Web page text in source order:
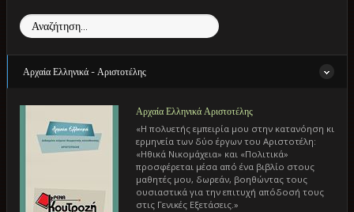
Αναζήτηση...
Αρχαία Ελληνικά - Αριστοτέλης
Αρχαία Ελληνικά Αριστοτέλης
«Η πολυετής εμπειρία μου στην κατανόηση κι
ερμηνεία των δύο έργων του Αριστοτέλη:
«Ηθικά Νικομάχεια» και «Πολιτικά»
προσφέρεται μέσα από ένα βιβλίο στους
μαθητές μου, δωρεάν, βοηθώντας τους
ουσιαστικά για την επιτυχή απόδοσή τους
στις Γενικές Εξετάσεις.»